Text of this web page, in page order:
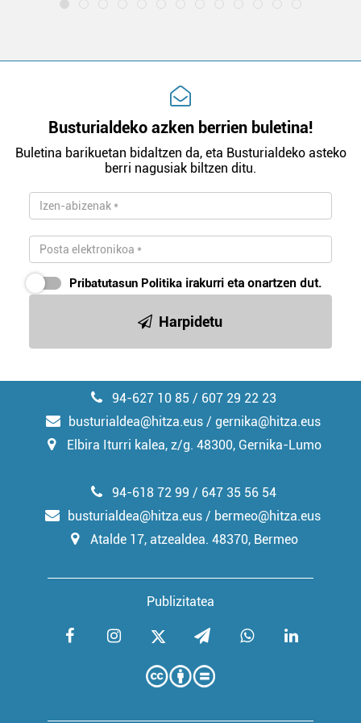
Busturialdeko azken berrien buletina!
Buletina barikuetan bidaltzen da, eta Busturialdeko asteko
berri nagusiak biltzen ditu.
Pribatutasun Politika irakurri eta onartzen dut.
Harpidetu
94-627 10 85 / 607 29 22 23
busturialdea@hitza.eus / gernika@hitza.eus
Elbira Iturri kalea, z/g. 48300, Gernika-Lumo
Publizitatea
94-618 72 99 / 647 35 56 54
busturialdea@hitza.eus / bermeo@hitza.eus
Atalde 17, atzealdea. 48370, Bermeo